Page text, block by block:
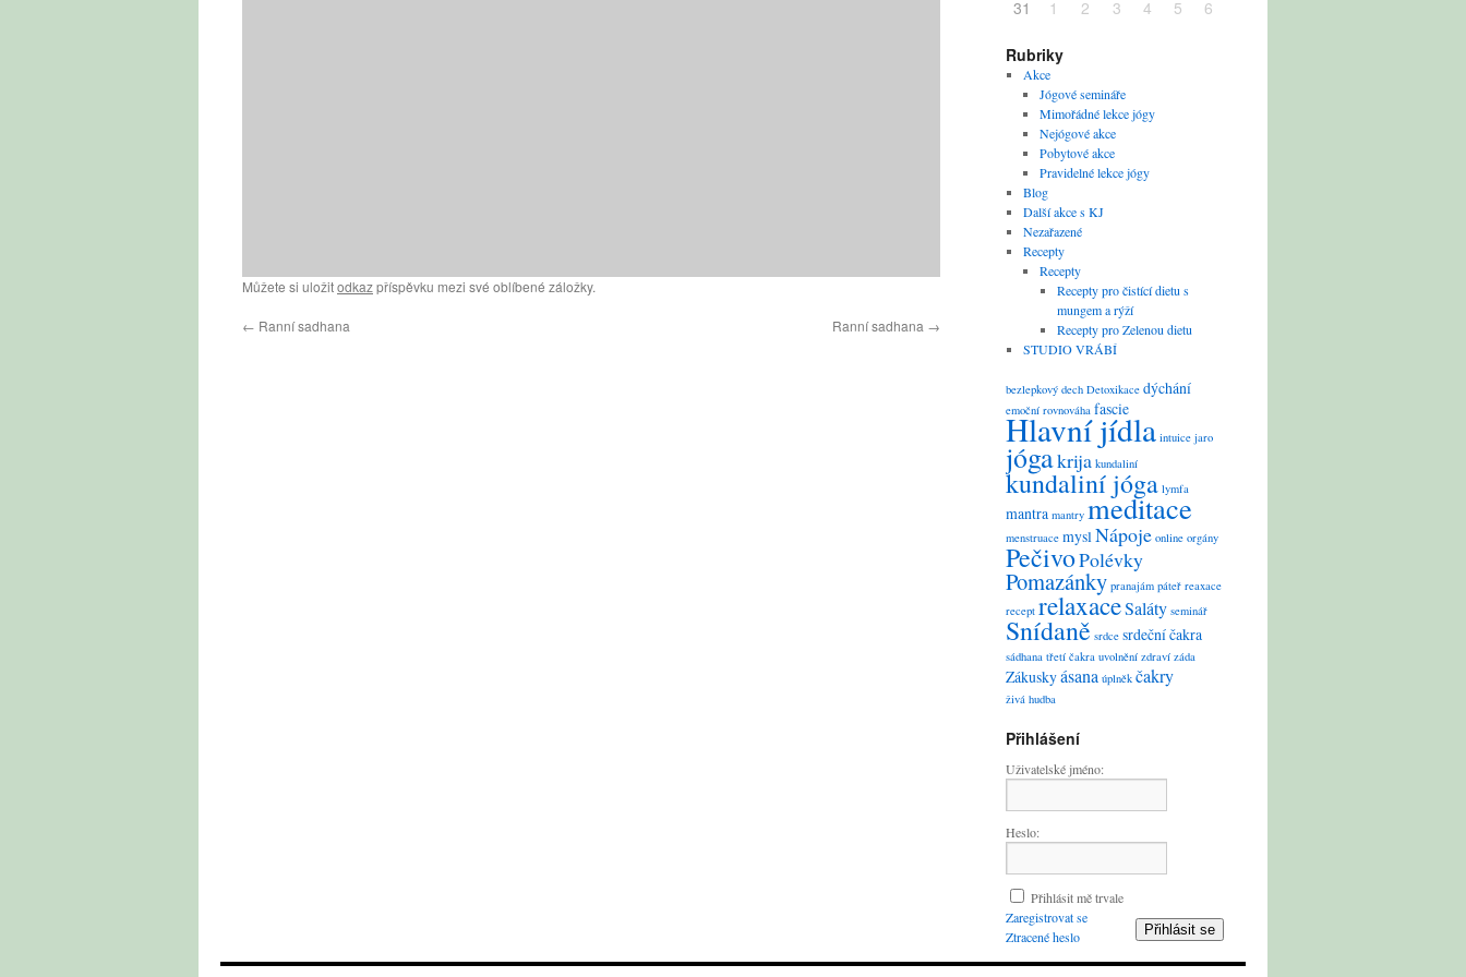
Můžete si uložitodkazpříspěvku mezi své oblíbené záložky.
← Ranní sadhana Ranní sadhana →
31 1 2 3 4 5 6
Rubriky
Akce
Jógové semináře
Mimořádné lekce jógy
Nejógové akce
Pobytové akce
Pravidelné lekce jógy
Blog
Další akce s KJ
Nezařazené
Recepty
Recepty
Recepty pro čistící dietu s
mungem a rýží
Recepty pro Zelenou dietu
STUDIO VRÁBÍ
bezlepkový dech Detoxikace dýchání
emoční rovnováha fascie
Hlavní jídla intuice jaro
jógakrija kundaliní
kundaliní jóga lymfa
mantra mantry meditace
menstruace myslNápoje online orgány
PečivoPolévky
Pomazánky pranajám páteř reaxace
recept relaxaceSaláty seminář
Snídaně srdce srdeční čakra
sádhana třetí čakra uvolnění zdraví záda
Zákuskyásana úplněk čakry
živá hudba
Přihlášení
Uživatelské jméno:
Heslo:
Přihlásit mě trvale
Přihlásit se
Zaregistrovat se
Ztracené heslo